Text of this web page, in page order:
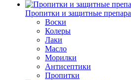
Пропитки и защитные
Воски
Колеры
Лаки
Масло
Морилки
Антисептики
Пропитки